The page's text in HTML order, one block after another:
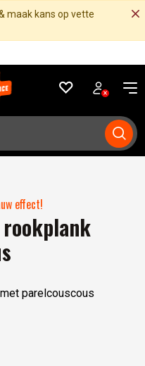
maak kans op vette
effect!